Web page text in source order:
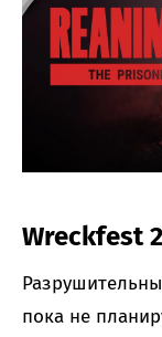
Wreckfest 2
пока не